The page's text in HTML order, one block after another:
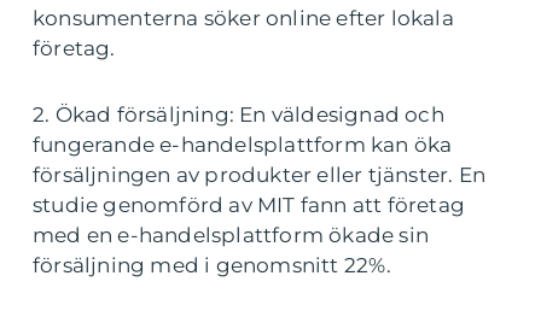
konsumenterna söker online efter lokala
företag.
2. Ökad försäljning: En väldesignad och
fungerande e-handelsplattform kan öka
försäljningen av produkter eller tjänster. En
studie genomförd av MIT fann att företag
med en e-handelsplattform ökade sin
försäljning med i genomsnitt 22%.